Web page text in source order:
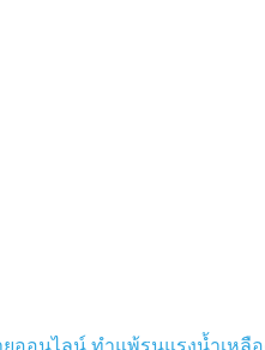
อนไลน์ ทำแพ้รุนแรงน้ำเหลือ